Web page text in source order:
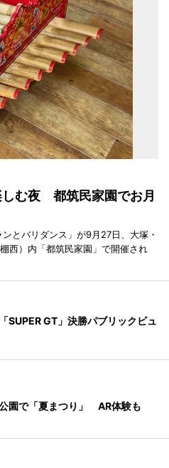
しむ夜 都筑民家園でお月
とバリダンス」が9月27日、大塚・
西）内「都筑民家園」で開催され
SUPER GT」決勝パブリックビュ
園で「夏まつり」 AR体験も